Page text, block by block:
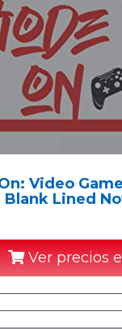
Video
Blank Lined
Ver precios